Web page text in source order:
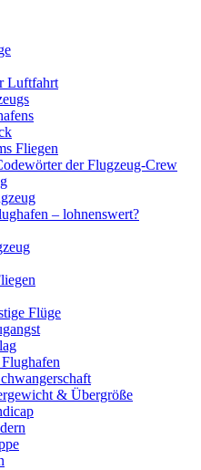
Luftfahrt
Fliegen
der Flugzeug-Crew
– lohnenswert?
Flüge
& Übergröße